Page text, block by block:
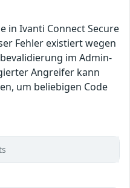
in Ivanti Connect Secure
Fehler existiert wegen
im Admin-
Angreifer kann
um beliebigen Code